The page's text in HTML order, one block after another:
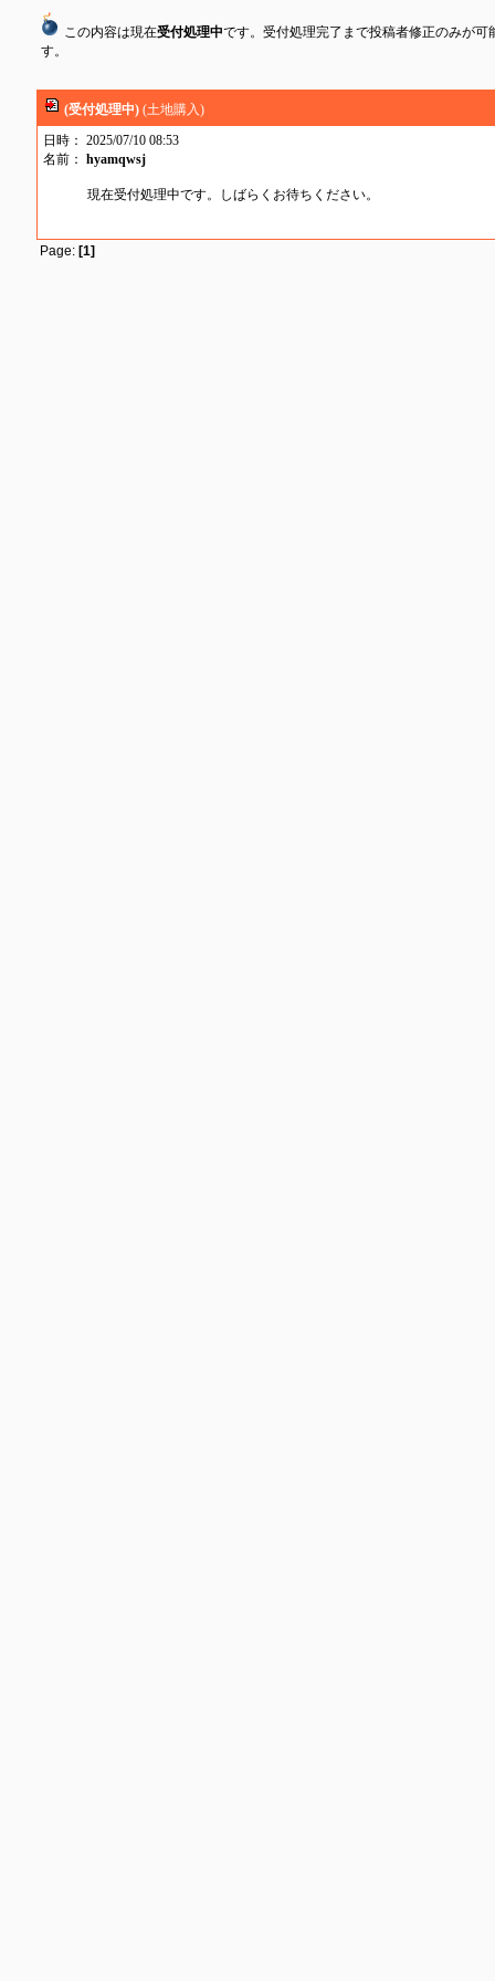
この内容は現在受付処理中です。受付処理完了まで投稿者修正のみが可
す。
(受付処理中)(土地購入)
日時： 2025/07/10 08:53
名前： hyamqwsj
現在受付処理中です。しばらくお待ちください。
Page: [1]